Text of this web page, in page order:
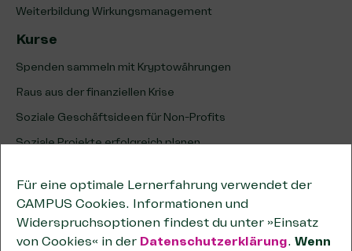
Für eine optimale Lernerfahrung verwendet der
CAMPUS Cookies. Informationen und
Widerspruchsoptionen findest du unter »Einsatz
von Cookies« in der Datenschutzerklärung. Wenn
Weiterbildung Wirkungsmanagement
Kurse
Spenden sammeln mit Kryptowährungen
Raus aus der finanziellen Krise
Soziale Geschäftsideen für Non-Profits
Soziale Projekte erfolgreich planen
Unternehmenskooperationen
Kooperationen wirksam planen
Tipps zum wirtschaftlichen Geschäftsbetrieb